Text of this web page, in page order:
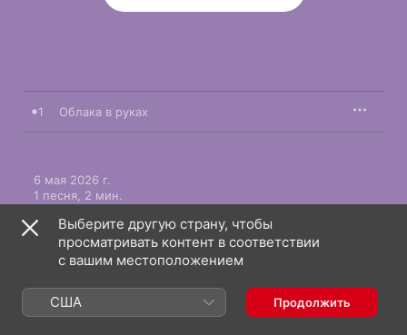
1 Облака в руках
6 мая 2026 г.
1 песня, 2 мин.
Марина Шурыгина: еще
Выберите другую страну, чтобы
просматривать контент в соответствии
с вашим местоположением
США Продолжить